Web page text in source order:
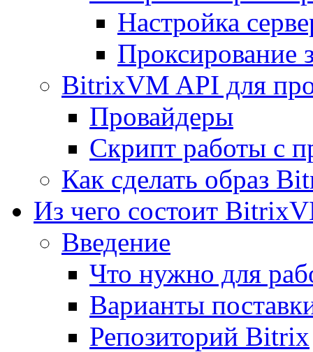
Настройка
Проксирование
BitrixVM API для
Провайдеры
Скрипт работы с
Как сделать образ
Из чего состоит
Введение
Что нужно для
Варианты
Репозиторий Bitrix